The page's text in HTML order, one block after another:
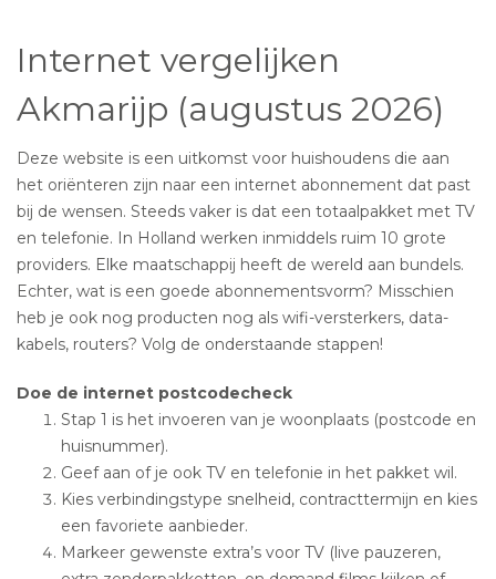
Internet vergelijken
Akmarijp (augustus 2026)
Deze website is een uitkomst voor huishoudens die aan
het oriënteren zijn naar een internet abonnement dat past
bij de wensen. Steeds vaker is dat een totaalpakket met TV
en telefonie. In Holland werken inmiddels ruim 10 grote
providers. Elke maatschappij heeft de wereld aan bundels.
Echter, wat is een goede abonnementsvorm? Misschien
heb je ook nog producten nog als wifi-versterkers, data-
kabels, routers? Volg de onderstaande stappen!
Doe de internet postcodecheck
Stap 1 is het invoeren van je woonplaats (postcode en
huisnummer).
Geef aan of je ook TV en telefonie in het pakket wil.
Kies verbindingstype snelheid, contracttermijn en kies
een favoriete aanbieder.
Markeer gewenste extra’s voor TV (live pauzeren,